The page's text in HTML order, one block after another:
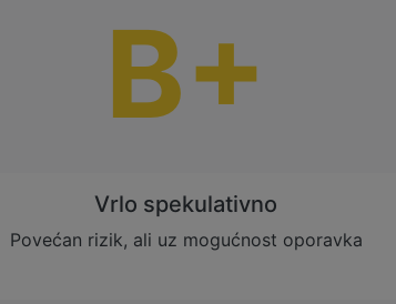
B+
Vrlo spekulativno
Povećan rizik, ali uz mogućnost oporavka